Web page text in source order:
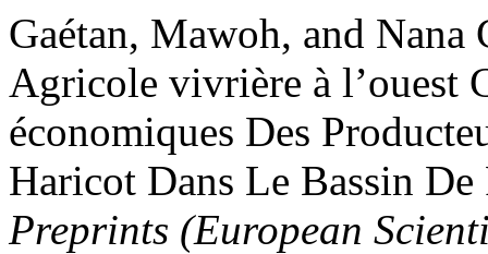
Gaétan, Mawoh, and
Agricole vivrière à l’ouest
économiques Des
Haricot Dans Le Bassin
Preprints (European